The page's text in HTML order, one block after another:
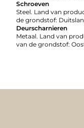
Schroeven
Steel. Land van
de grondstof:
Deurscharnieren
Metaal. Land van
van de grondstof: